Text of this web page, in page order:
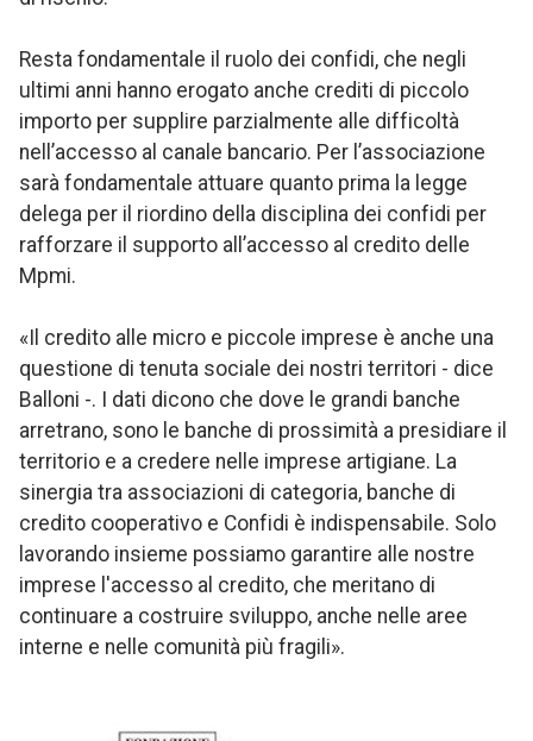
Resta fondamentale il ruolo dei confidi, che negli
ultimi anni hanno erogato anche crediti di piccolo
importo per supplire parzialmente alle difficoltà
nell’accesso al canale bancario. Per l’associazione
sarà fondamentale attuare quanto prima la legge
delega per il riordino della disciplina dei confidi per
rafforzare il supporto all’accesso al credito delle
Mpmi.
«Il credito alle micro e piccole imprese è anche una
questione di tenuta sociale dei nostri territori - dice
Balloni -. I dati dicono che dove le grandi banche
arretrano, sono le banche di prossimità a presidiare il
territorio e a credere nelle imprese artigiane. La
sinergia tra associazioni di categoria, banche di
credito cooperativo e Confidi è indispensabile. Solo
lavorando insieme possiamo garantire alle nostre
imprese l'accesso al credito, che meritano di
continuare a costruire sviluppo, anche nelle aree
interne e nelle comunità più fragili».